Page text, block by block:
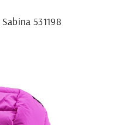
531198